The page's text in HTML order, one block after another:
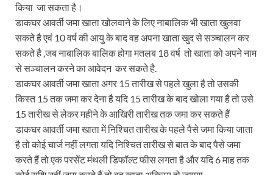
किया जा सकता है।
डाकघर आवर्ती जमा खाता खोलवाने के लिए नाबालिक भी खाता खुलवा
सकते है एवं 10 वर्ष की आयु के बाद वह अपना खाता खुद से सञ्चालन कर
सकते है ,जब नाबालिक बालिक होगा मतलब 18 वर्ष तो खाता को अपने नाम
से सञ्चालन करने का आवेदन कर सकते है.
डाकघर आवर्ती जमा खाता अगर 15 तारीख से पहले खुला है तो उसकी
किस्त 15 तक जमा कर देना है यदि 15 तारीख के बाद खोला गया है तो उसे
15 तारीख से लेकर महीने के आखिरी तारीख तक जमा कर सकते हैं
डाकघर आवर्ती जमा खाता में निश्चित तारीख के पहले पैसे जमा किया जाता
है तो कोई चार्ज नहीं लगता यदि निश्चित तारीख से बात के बाद पैसे जमा
करते हैं तो एक परसेंट मंथली डिफॉल्ट फीस लगता है और यदि 6 माह तक